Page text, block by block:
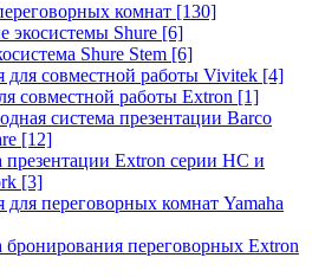
комнат [130]
экосистемы Shure [6]
Shure Stem [6]
для совместной работы Vivitek [4]
совместной работы Extron [1]
система презентации Barco
[12]
презентации Extron серии HC и
[3]
для переговорных комнат Yamaha
бронирования переговорных Extron